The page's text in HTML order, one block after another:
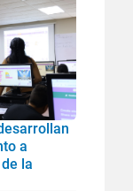
a
la